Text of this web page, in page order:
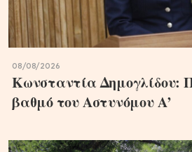
08/08/2026
Κωνσταντία Δημογλίδου:
βαθμό του Αστυνόμου Α’